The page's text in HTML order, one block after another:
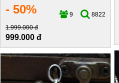
- 50% 9
8822
1.999.000 đ
999.000 đ